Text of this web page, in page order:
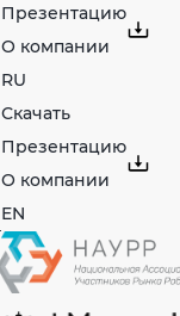
Презентацию
О компании
RU
Скачать
Презентацию
О компании
EN